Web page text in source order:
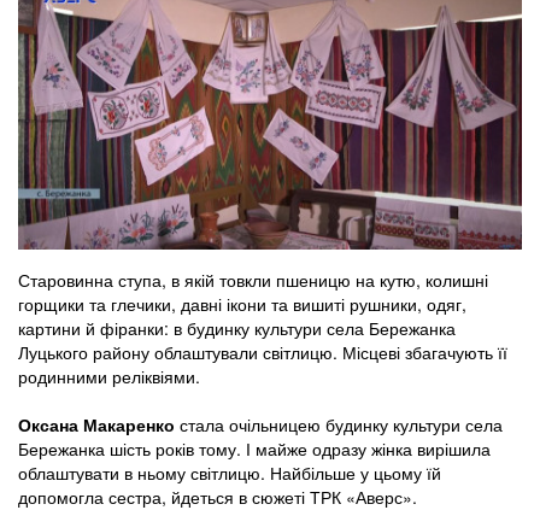
Старовинна ступа, в якій товкли пшеницю на кутю, колишні
горщики та глечики, давні ікони та вишиті рушники, одяг,
картини й фіранки: в будинку культури села Бережанка
Луцького району облаштували світлицю. Місцеві збагачують її
родинними реліквіями.
Оксана Макаренко стала очільницею будинку культури села
Бережанка шість років тому. І майже одразу жінка вирішила
облаштувати в ньому світлицю. Найбільше у цьому їй
допомогла сестра, йдеться в сюжеті ТРК «Аверс».